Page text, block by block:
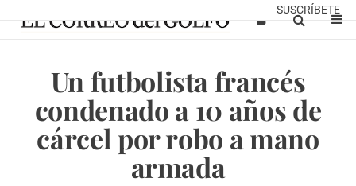
SUSCRÍBETE
Un futbolista francés
condenado a 10 años de
cárcel por robo a mano
armada